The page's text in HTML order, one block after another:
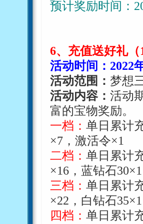
预计奖励时间：
6、充值送好礼（
活动时间： 2022
活动范围： 梦想
活动内容： 活动
富的宝物奖励。
一档： 单日累计
×7 ，激活令×1
二档： 单日累计
×16 ，蓝钻石30×1
三档： 单日累计
×22 ，白钻石35×1
四档： 单日累计